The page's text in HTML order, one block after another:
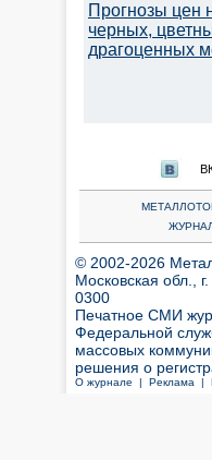
Прогнозы цен
черных,
драгоценных
© 2002-2026
Московская обл.,
0300
Печатное СМИ
Федеральной
массовых
решения о
О журнале | Реклама |